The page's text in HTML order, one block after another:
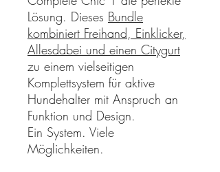
Lösung. Dieses Bundle
kombiniert Freihand, Einklicker,
Allesdabei und einen Citygurt
zu einem vielseitigen
Komplettsystem für aktive
Hundehalter mit Anspruch an
Funktion und Design.
Ein System. Viele
Möglichkeiten.